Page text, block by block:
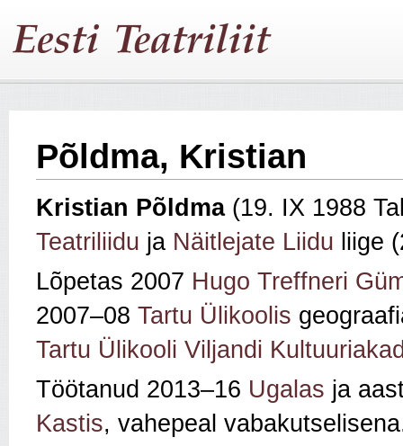
Põldma, Kristian
Kristian Põldma(19. IX 1988
Teatriliidu ja Näitlejate Liidu liige
Lõpetas 2007 Hugo Treffneri
2007–08 Tartu Ülikoolis
Tartu Ülikooli Viljandi
Töötanud 2013–16 Ugalas ja
Kastis, vahepeal